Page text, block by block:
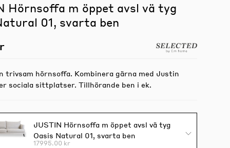
Sängbord och sängskåp
Skåp och Vitriner
Hörnsoffa m öppet avsl vä tyg
01, svarta ben
trivsam hörnsoffa. Kombinera gärna med Justin
sociala sittplatser. Tillhörande ben i ek.
JUSTIN Hörnsoffa m öppet avsl vä tyg
Oasis Natural 01, svarta ben
17995.00 kr